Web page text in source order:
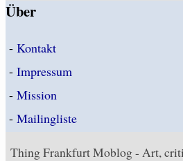
Über
- Kontakt
- Impressum
- Mission
- Mailingliste
Thing Frankfurt Moblog - Art,